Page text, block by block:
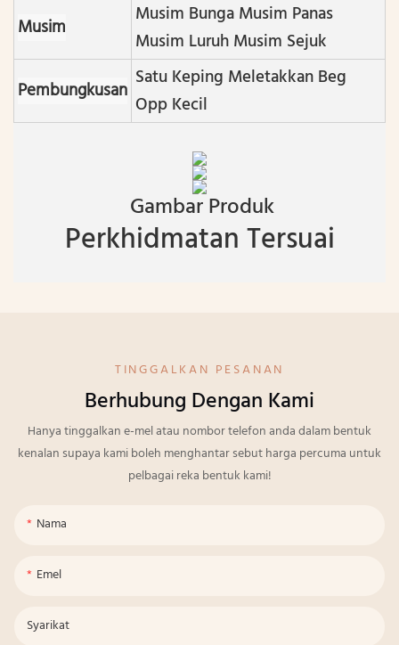
Musim
Musim Bunga Musim Panas
Musim Luruh Musim Sejuk
Pembungkusan Satu Keping Meletakkan Beg
Opp Kecil
Gambar Produk
Perkhidmatan Tersuai
TINGGALKAN PESANAN
Berhubung Dengan Kami
Hanya tinggalkan e-mel atau nombor telefon anda dalam bentuk
kenalan supaya kami boleh menghantar sebut harga percuma untuk
pelbagai reka bentuk kami!
Nama
Emel
Syarikat